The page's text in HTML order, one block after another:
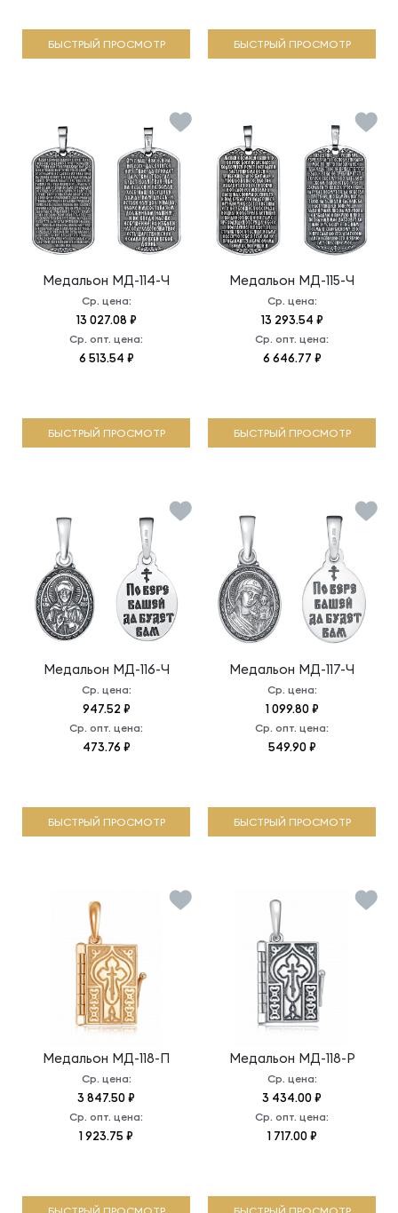
БЫСТРЫЙ ПРОСМОТР БЫСТРЫЙ ПРОСМОТР
Медальон МД-114-Ч
Ср. цена:
13 027.08 ₽
Ср. опт. цена:
6 513.54 ₽
БЫСТРЫЙ ПРОСМОТР
Медальон МД-115-Ч
Ср. цена:
13 293.54 ₽
Ср. опт. цена:
6 646.77 ₽
БЫСТРЫЙ ПРОСМОТР
Медальон МД-116-Ч
Ср. цена:
947.52 ₽
Ср. опт. цена:
473.76 ₽
БЫСТРЫЙ ПРОСМОТР
Медальон МД-117-Ч
Ср. цена:
1 099.80 ₽
Ср. опт. цена:
549.90 ₽
БЫСТРЫЙ ПРОСМОТР
Медальон МД-118-П
Ср. цена:
3 847.50 ₽
Ср. опт. цена:
1 923.75 ₽
Медальон МД-118-Р
Ср. цена:
3 434.00 ₽
Ср. опт. цена:
1 717.00 ₽